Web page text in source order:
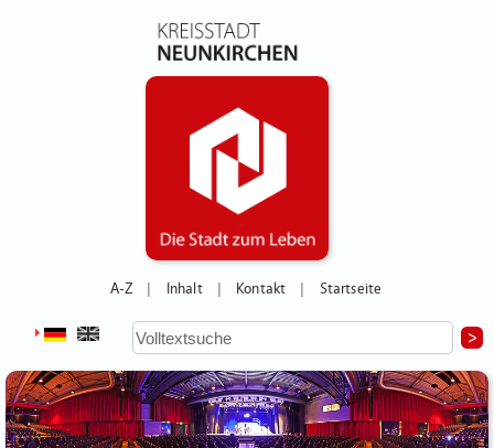
A-Z Inhalt Kontakt Startseite